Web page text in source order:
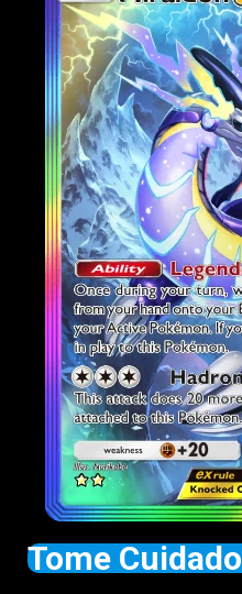
Tome Cuidado